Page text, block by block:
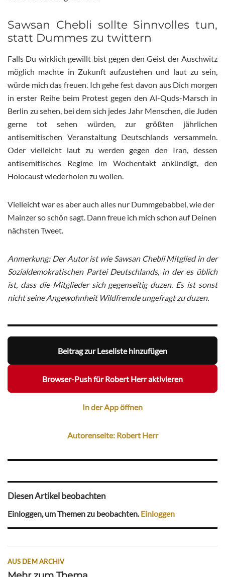
Sawsan Chebli sollte Sinnvolles tun,
statt Dummes zu twittern
Falls Du wirklich gewillt bist gegen den Geist der Auschwitz
möglich machte in Zukunft aufzustehen und laut zu sein,
würde mich das freuen. Ich gehe fest davon aus Dich morgen
in erster Reihe beim Protest gegen den Al-Quds-Marsch in
Berlin zu sehen, bei dem sich jedes Jahr Menschen, die Juden
gerne tot sehen würden, zur größten jährlichen
antisemitischen Veranstaltung Deutschlands versammeln.
Oder vielleicht laut zu werden gegen den Iran, dessen
antisemitisches Regime im Wochentakt ankündigt, den
Holocaust wiederholen zu wollen.
Vielleicht war es aber auch alles nur Dummgebabbel, wie der
Mainzer so schön sagt. Dann freue ich mich schon auf Deinen
nächsten Tweet.
Anmerkung: Der Autor ist wie Sawsan Chebli Mitglied in der
Sozialdemokratischen Partei Deutschlands, in der es üblich
ist, dass die Mitglieder sich gegenseitig duzen. Es ist sonst
nicht seine Angewohnheit Wildfremde ungefragt zu duzen.
Beitrag zur Leseliste hinzufügen
Browser-Push für Robert Herr aktivieren
In der App öffnen
Autorenseite: Robert Herr
Diesen Artikel beobachten
Einloggen, um Themen zu beobachten.Einloggen
AUS DEM ARCHIV